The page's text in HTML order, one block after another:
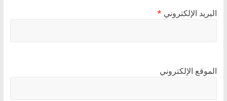
البريد الإلكتروني *
الموقع الإلكتروني